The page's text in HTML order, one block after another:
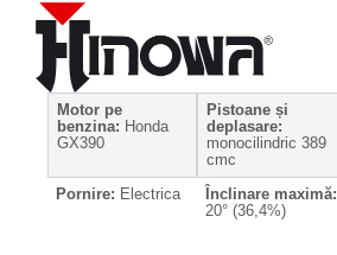
Motor pe
benzina: Honda
GX390
Pistoane și
deplasare:
monocilindric 389
cmc
Pornire: Electrica
Înclinare maximă:
20° (36,4%)